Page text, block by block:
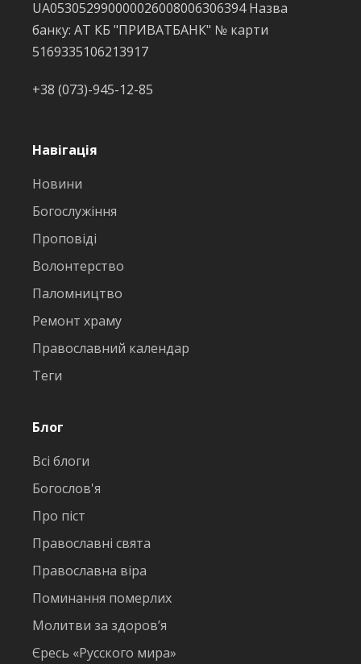
UA053052990000026008006306394 Назва
банку: АТ КБ "ПРИВАТБАНК" № карти
5169335106213917
+38 (073)-945-12-85
Навігація
Новини
Богослужіння
Проповіді
Волонтерство
Паломництво
Ремонт храму
Православний календар
Теги
Блог
Всі блоги
Богослов'я
Про піст
Православні свята
Православна віра
Поминання померлих
Молитви за здоров’я
Єресь «Русского мира»